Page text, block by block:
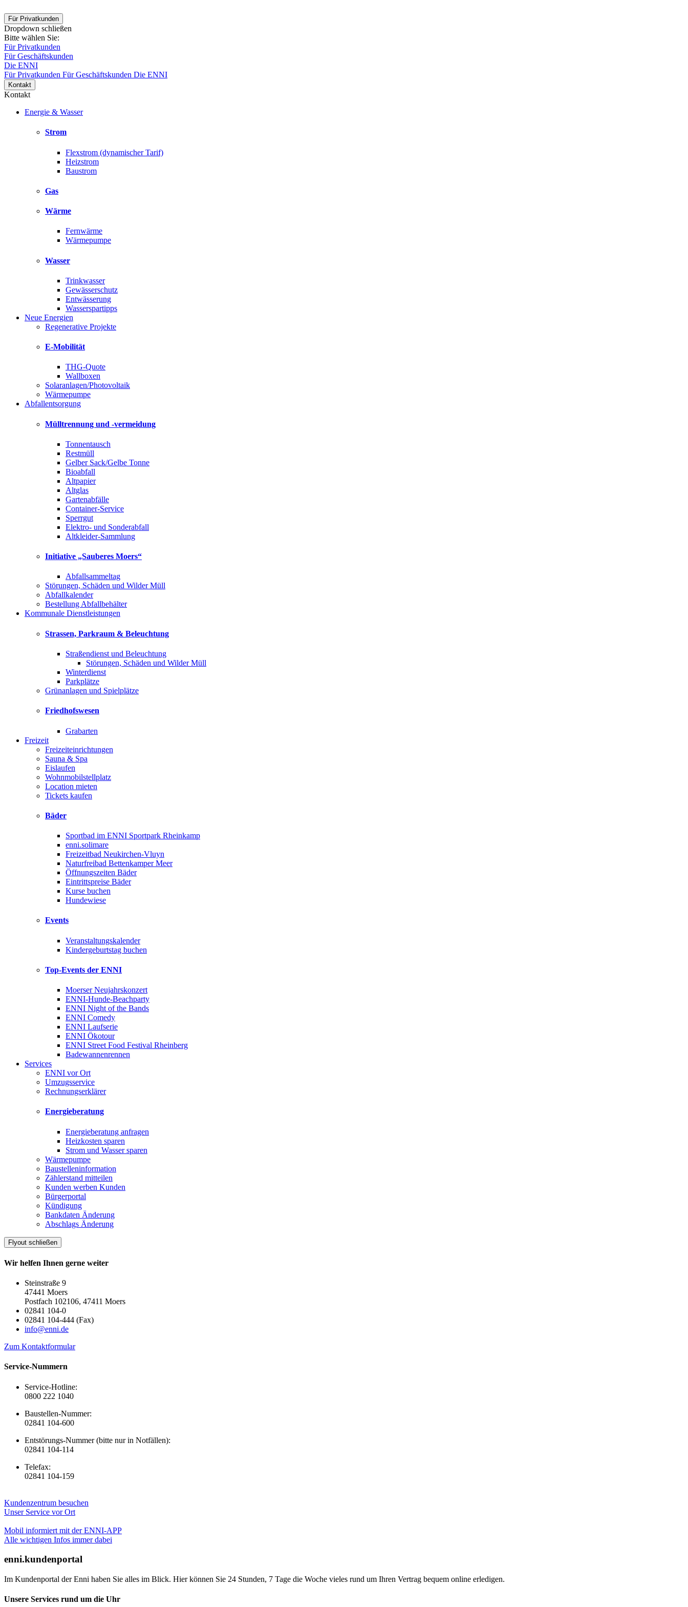
Für Privatkunden
Dropdown schließen
Bitte wählen Sie:
Für Privatkunden
Für Geschäftskunden
Die ENNI
Für Privatkunden Für Geschäftskunden Die ENNI
Kontakt
Kontakt
Energie & Wasser
Strom
Flexstrom (dynamischer Tarif)
Heizstrom
Baustrom
Gas
Wärme
Fernwärme
Wärmepumpe
Wasser
Trinkwasser
Gewässerschutz
Entwässerung
Wasserspartipps
Neue Energien
Regenerative Projekte
E-Mobilität
THG-Quote
Wallboxen
Solaranlagen/Photovoltaik
Wärmepumpe
Abfallentsorgung
Mülltrennung und -vermeidung
Tonnentausch
Restmüll
Gelber Sack/Gelbe Tonne
Bioabfall
Altpapier
Altglas
Gartenabfälle
Container-Service
Sperrgut
Elektro- und Sonderabfall
Altkleider-Sammlung
Initiative „Sauberes Moers“
Abfallsammeltag
Störungen, Schäden und Wilder Müll
Abfallkalender
Bestellung Abfallbehälter
Kommunale Dienstleistungen
Strassen, Parkraum & Beleuchtung
Straßendienst und Beleuchtung
Störungen, Schäden und Wilder Müll
Winterdienst
Parkplätze
Grünanlagen und Spielplätze
Friedhofswesen
Grabarten
Freizeit
Freizeiteinrichtungen
Sauna & Spa
Eislaufen
Wohnmobilstellplatz
Location mieten
Tickets kaufen
Bäder
Sportbad im ENNI Sportpark Rheinkamp
enni.solimare
Freizeitbad Neukirchen-Vluyn
Naturfreibad Bettenkamper Meer
Öffnungszeiten Bäder
Eintrittspreise Bäder
Kurse buchen
Hundewiese
Events
Veranstaltungskalender
Kindergeburtstag buchen
Top-Events der ENNI
Moerser Neujahrskonzert
ENNI-Hunde-Beachparty
ENNI Night of the Bands
ENNI Comedy
ENNI Laufserie
ENNI Ökotour
ENNI Street Food Festival Rheinberg
Badewannenrennen
Services
ENNI vor Ort
Umzugsservice
Rechnungserklärer
Energieberatung
Energieberatung anfragen
Heizkosten sparen
Strom und Wasser sparen
Wärmepumpe
Baustelleninformation
Zählerstand mitteilen
Kunden werben Kunden
Bürgerportal
Kündigung
Bankdaten Änderung
Abschlags Änderung
Flyout schließen
Wir helfen Ihnen gerne weiter
Steinstraße 9
47441 Moers
Postfach 102106, 47411 Moers
02841 104-0
02841 104-444 (Fax)
info@enni.de
Zum Kontaktformular
Service-Nummern
Service-Hotline:
0800 222 1040
Baustellen-Nummer:
02841 104-600
Entstörungs-Nummer (bitte nur in Notfällen):
02841 104-114
Telefax:
02841 104-159
Kundenzentrum besuchen
Unser Service vor Ort
Mobil informiert mit der ENNI-APP
Alle wichtigen Infos immer dabei
enni.kundenportal
Im Kundenportal der Enni haben Sie alles im Blick. Hier können Sie 24 Stunden, 7 Tage die Woche vieles rund um Ihren Vertrag bequem online erledigen.
Unsere Services rund um die Uhr